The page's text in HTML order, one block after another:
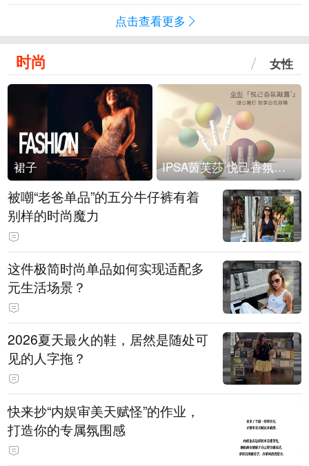
点击查看更多
时尚 女性
裙子 IPSA茵芙莎 悦己香氛凝露上市
被嘲“老爸单品”的五分牛仔裤有着
别样的时尚魔力
这件极简时尚单品如何实现适配多
元生活场景？
2026夏天最火的鞋，居然是随处可
见的人字拖？
快来抄“内娱审美天赋怪”的作业，
打造你的专属氛围感